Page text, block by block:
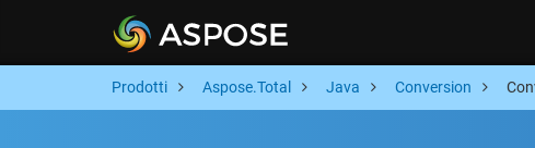
Prodotti Aspose.Total Java Conversion